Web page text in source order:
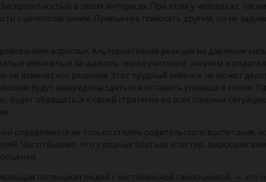
в своих интересах. При этом у человека с
с целеполаганием. Привыкнув помогать другим, он не
взрослых. Альтернативная реакция на давление
извиняться за шалость перед учителем, завучем и
не изменят его решения. Этот трудный ребенок не может
будут вынуждены сдаться и оставить упрямца в покое.
будет обращаться к своей стратегии во всех спорных
определяется не только стилем родительского воспитания,
Часто бывает, что у родных братьев и сестер, выросших
потенциал людей с нестабильной самооценкой, — это